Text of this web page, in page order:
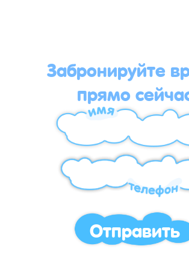
Забронируйте
прямо
Отправить